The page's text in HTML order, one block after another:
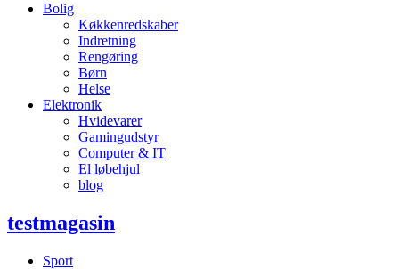
Bolig
Køkkenredskaber
Indretning
Rengøring
Børn
Helse
Elektronik
Hvidevarer
Gamingudstyr
Computer & IT
El løbehjul
blog
testmagasin
Sport